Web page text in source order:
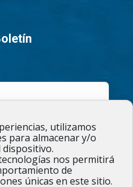
utilizamos
para almacenar y/o
dispositivo.
nos permitirá
de
únicas en este sitio.
de privacidad
/ Finalidad » enviarte